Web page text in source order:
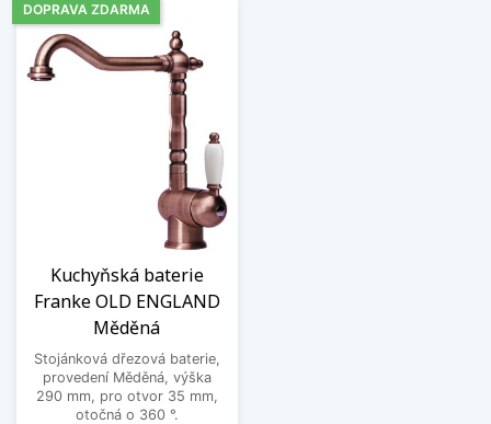
Kuchyňská baterie
Franke OLD ENGLAND
Měděná
Stojánková dřezová baterie,
provedení Měděná, výška
290 mm, pro otvor 35 mm,
otočná o 360 °.
DOPRAVA ZDARMA